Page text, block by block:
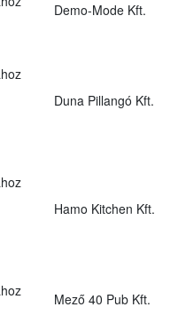
Demo-Mode Kft.
Duna Pillangó Kft.
Hamo Kitchen Kft.
Mező 40 Pub Kft.